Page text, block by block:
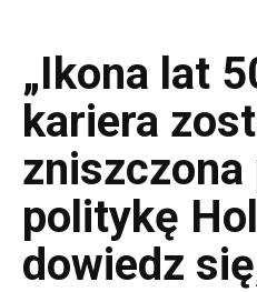
„Ikona lat
kariera
zniszczona
politykę
dowiedz